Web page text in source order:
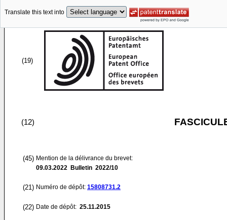
Translate this text into
(19)
(12)
(45) Mention de la délivrance du brevet:
09.03.2022 Bulletin 2022/10
(21) Numéro de dépôt: 15808731.2
(22) Date de dépôt: 25.11.2015